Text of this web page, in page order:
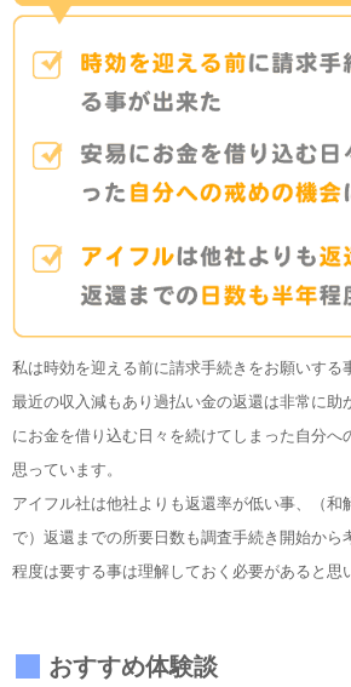
私は時効を迎える前に請求手続きをお願いする
最近の収入減もあり過払い金の返還は非常に助
にお金を借り込む日々を続けてしまった自分へ
思っています。
アイフル社は他社よりも返還率が低い事、（和
で）返還までの所要日数も調査手続き開始から
程度は要する事は理解しておく必要があると思
おすすめ体験談